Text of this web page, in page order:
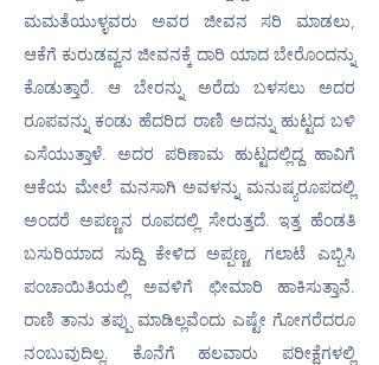
ಮಮತೆಯುಳ್ಳವರು ಅವರ ಜೀವನ ಸರಿ ಮಾಡಲು,
ಆಕೆಗೆ ಕುರುಡವ್ವನ ಜೀವನಕ್ಕೆ ದಾರಿ ಯಾದ ಬೇರೊಂದನ್ನು
ಕೊಡುತ್ತಾರೆ. ಆ ಬೇರನ್ನು ಅರೆದು ಬಳಸಲು ಅದರ
ರೂಪವನ್ನು ಕಂಡು ಹೆದರಿದ ರಾಣಿ ಅದನ್ನು ಹುಟ್ಟದ ಬಳಿ
ಎಸೆಯುತ್ತಾಳೆ. ಅದರ ಪರಿಣಾಮ ಹುಟ್ಟದಲ್ಲಿದ್ದ ಹಾವಿಗೆ
ಆಕೆಯ ಮೇಲೆ ಮನಸಾಗಿ ಅವಳನ್ನು ಮನುಷ್ಯರೂಪದಲ್ಲಿ
ಅಂದರೆ ಅಪಣ್ಣನ ರೂಪದಲ್ಲಿ ಸೇರುತ್ತದೆ. ಇತ್ತ ಹೆಂಡತಿ
ಬಸುರಿಯಾದ ಸುದ್ದಿ ಕೇಳಿದ ಅಪ್ಪಣ್ಣ, ಗಲಾಟೆ ಎಬ್ಬಿಸಿ
ಪಂಚಾಯಿತಿಯಲ್ಲಿ ಅವಳಿಗೆ ಛೀಮಾರಿ ಹಾಕಿಸುತ್ತಾನೆ.
ರಾಣಿ ತಾನು ತಪ್ಪು ಮಾಡಿಲ್ಲವೆಂದು ಎಷ್ಟೇ ಗೋಗರೆದರೂ
ನಂಬುವುದಿಲ್ಲ. ಕೊನೆಗೆ ಹಲವಾರು ಪರೀಕ್ಷೆಗಳಲ್ಲಿ